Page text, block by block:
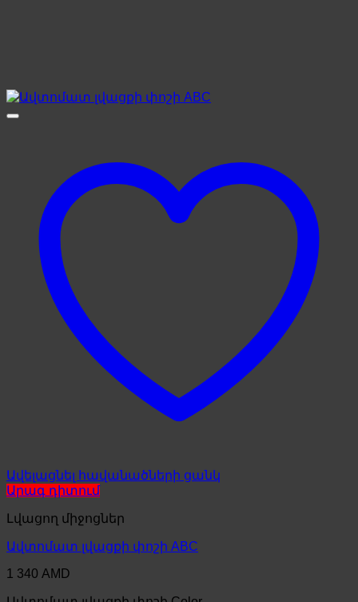
Ավելացնել հավանածների ցանկ
Արագ դիտում
Լվացող միջոցներ
Ավտոմատ լվացքի փոշի ABC
1 340 AMD